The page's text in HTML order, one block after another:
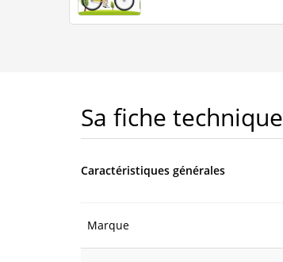
Sa fiche technique
Caractéristiques générales
Marque